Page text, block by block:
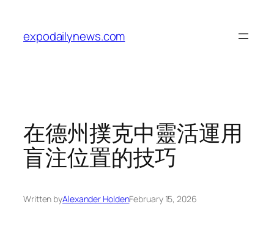
content
expodailynews.com
在德州撲克中靈活運用
盲注位置的技巧
Written byAlexander HoldenFebruary 15, 2026